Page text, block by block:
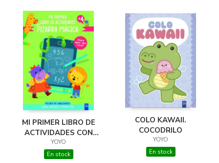
MI PRIMER LIBRO DE
ACTIVIDADES CON
PIZARRA MAGICA.
YOYO
En stock
COLO KAWAII.
COCODRILO
YOYO
En stock